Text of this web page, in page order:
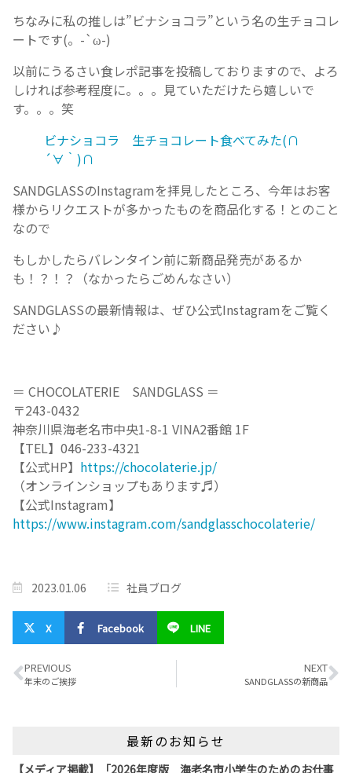
ちなみに私の推しは”ビナショコラ”という名の生チョコレ
ートです(。-`ω-)
以前にうるさい食レポ記事を投稿しておりますので、よろ
しければ参考程度に。。。見ていただけたら嬉しいで
す。。。笑
ビナショコラ 生チョコレート食べてみた(∩
´∀｀)∩
SANDGLASSのInstagramを拝見したところ、今年はお客
様からリクエストが多かったものを商品化する！とのこと
なので
もしかしたらバレンタイン前に新商品発売があるか
も！？！？（なかったらごめんなさい）
SANDGLASSの最新情報は、ぜひ公式Instagramをご覧く
ださい♪
＝ CHOCOLATERIE SANDGLASS ＝
〒243-0432
神奈川県海老名市中央1-8-1 VINA2番館 1F
【TEL】046-233-4321
【公式HP】 https://chocolaterie.jp/
（オンラインショップもあります♬）
【公式Instagram】
https://www.instagram.com/sandglasschocolaterie/
2023.01.06 社員ブログ
X Facebook LINE
PREVIOUS
年末のご挨拶
NEXT
SANDGLASSの新商品
最新のお知らせ
【メディア掲載】「2026年度版 海老名市小学生のためのお仕事